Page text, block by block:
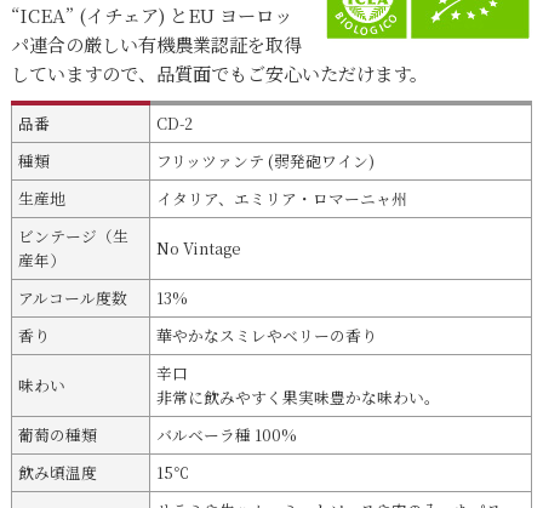
“ICEA” (イチェア) とEU ヨーロッ
パ連合の厳しい有機農業認証を取得
していますので、品質面でもご安心いただけます。
品番
CD-2
種類
フリッツァンテ (弱発砲ワイン)
生産地
イタリア、エミリア・ロマーニャ州
ビンテージ（生
産年）
No Vintage
アルコール度数
13%
香り
華やかなスミレやベリーの香り
味わい
辛口
非常に飲みやすく果実味豊かな味わい。
葡萄の種類
バルベーラ種 100%
飲み頃温度
15℃